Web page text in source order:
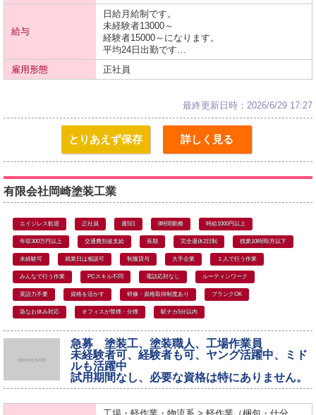
給与
日給月給制です。
未経験者13000～
経験者15000～になります。
平均24日出勤です…
雇用形態
正社員
最終更新日時：2026/6/29 17:27
とりあえず保存 詳しく見る
有限会社岡崎塗装工業
エイジレス歓迎 正社員 週5日 8時間勤務 時給1000円以上
年収300万円以上 交通費別途支給 長期 完全週休2日制 残業10時間/月以下
未経験可 就業日は相談可 制服貸与 大手企業 １人で行う作業
みんなで行う作業 PCスキル不問 電話応対なし ルーティンワーク
英語力不要 資格を活かす 研修・資格取得制度あり ブランクOK
急なお休み対応 オフィスが禁煙・分煙 駅チカ5分以内
急募 塗装工、塗装職人、工場作業員
未経験者可、経験者も可、ヤング活躍中、ミド
ルも活躍中
試用期間なし、必要な資格は特にありません。